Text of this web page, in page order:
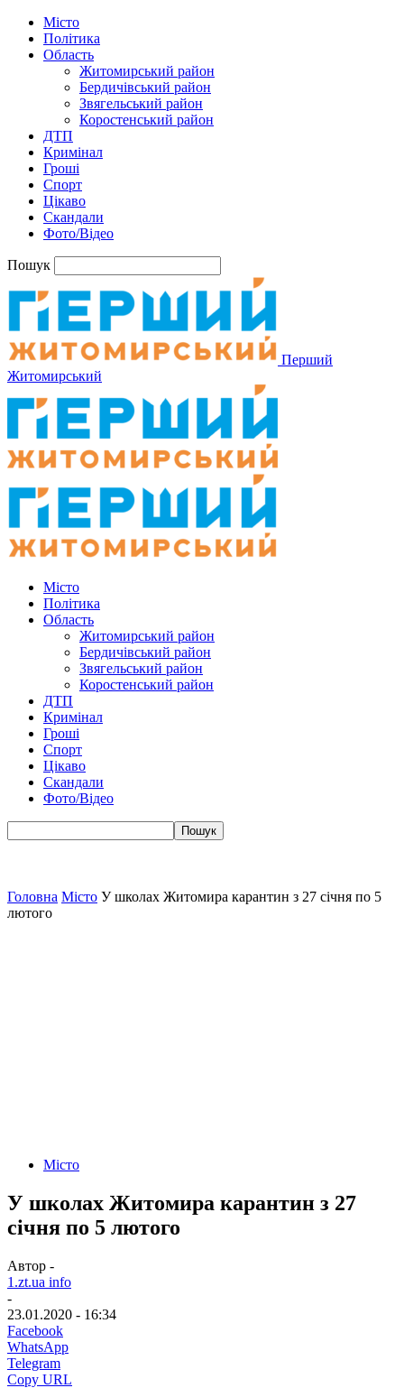
Місто
Політика
Область
Житомирський район
Бердичівський район
Звягельський район
Коростенський район
ДТП
Кримінал
Гроші
Спорт
Цікаво
Скандали
Фото/Відео
Пошук
Перший
Житомирський
Місто
Політика
Область
Житомирський район
Бердичівський район
Звягельський район
Коростенський район
ДТП
Кримінал
Гроші
Спорт
Цікаво
Скандали
Фото/Відео
Головна Місто У школах Житомира карантин з 27 січня по 5
лютого
Місто
У школах Житомира карантин з 27
січня по 5 лютого
Автор -
1.zt.ua info
-
23.01.2020 - 16:34
Facebook
WhatsApp
Telegram
Copy URL